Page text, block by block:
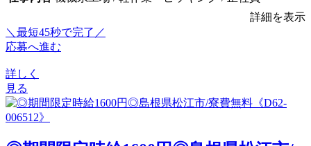
詳細を表示
＼最短45秒で完了／
応募へ進む
詳しく
見る